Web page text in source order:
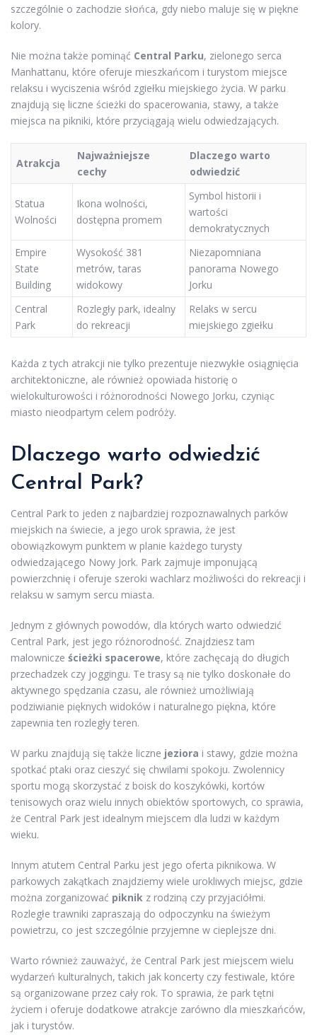
szczególnie o zachodzie słońca, gdy niebo maluje się w piękne
kolory.
Nie można także pominąć Central Parku, zielonego serca
Manhattanu, które oferuje mieszkańcom i turystom miejsce
relaksu i wyciszenia wśród zgiełku miejskiego życia. W parku
znajdują się liczne ścieżki do spacerowania, stawy, a także
miejsca na pikniki, które przyciągają wielu odwiedzających.
Atrakcja
Najważniejsze
cechy
Dlaczego warto
odwiedzić
Statua
Wolności
Ikona wolności,
dostępna promem
Symbol historii i
wartości
demokratycznych
Empire
State
Building
Wysokość 381
metrów, taras
widokowy
Niezapomniana
panorama Nowego
Jorku
Central
Park
Rozległy park, idealny
do rekreacji
Relaks w sercu
miejskiego zgiełku
Każda z tych atrakcji nie tylko prezentuje niezwykłe osiągnięcia
architektoniczne, ale również opowiada historię o
wielokulturowości i różnorodności Nowego Jorku, czyniąc
miasto nieodpartym celem podróży.
Dlaczego warto odwiedzić
Central Park?
Central Park to jeden z najbardziej rozpoznawalnych parków
miejskich na świecie, a jego urok sprawia, że jest
obowiązkowym punktem w planie każdego turysty
odwiedzającego Nowy Jork. Park zajmuje imponującą
powierzchnię i oferuje szeroki wachlarz możliwości do rekreacji i
relaksu w samym sercu miasta.
Jednym z głównych powodów, dla których warto odwiedzić
Central Park, jest jego różnorodność. Znajdziesz tam
malownicze ścieżki spacerowe, które zachęcają do długich
przechadzek czy joggingu. Te trasy są nie tylko doskonałe do
aktywnego spędzania czasu, ale również umożliwiają
podziwianie pięknych widoków i naturalnego piękna, które
zapewnia ten rozległy teren.
W parku znajdują się także liczne jeziora i stawy, gdzie można
spotkać ptaki oraz cieszyć się chwilami spokoju. Zwolennicy
sportu mogą skorzystać z boisk do koszykówki, kortów
tenisowych oraz wielu innych obiektów sportowych, co sprawia,
że Central Park jest idealnym miejscem dla ludzi w każdym
wieku.
Innym atutem Central Parku jest jego oferta piknikowa. W
parkowych zakątkach znajdziemy wiele urokliwych miejsc, gdzie
można zorganizować piknik z rodziną czy przyjaciółmi.
Rozległe trawniki zapraszają do odpoczynku na świeżym
powietrzu, co jest szczególnie przyjemne w cieplejsze dni.
Warto również zauważyć, że Central Park jest miejscem wielu
wydarzeń kulturalnych, takich jak koncerty czy festiwale, które
są organizowane przez cały rok. To sprawia, że park tętni
życiem i oferuje dodatkowe atrakcje zarówno dla mieszkańców,
jak i turystów.